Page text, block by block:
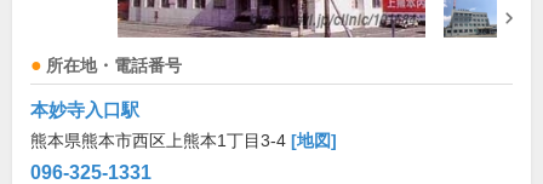
所在地・電話番号
本妙寺入口駅
熊本県熊本市西区上熊本1丁目3-4 [地図]
096-325-1331